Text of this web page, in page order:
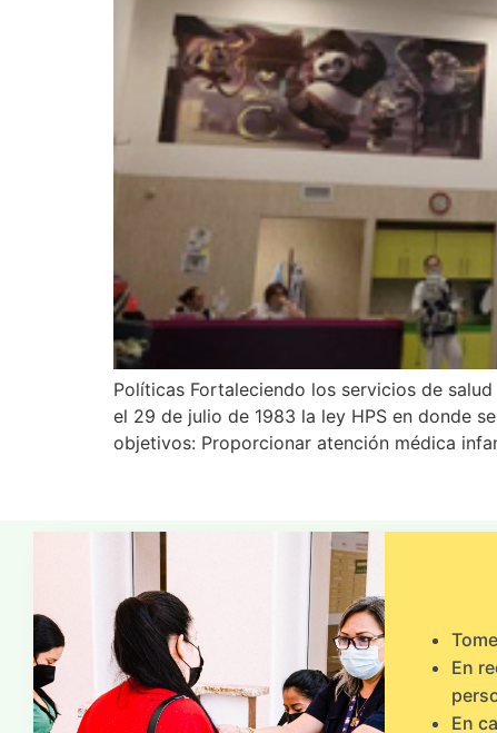
Políticas Fortaleciendo los servicios de
el 29 de julio de 1983 la ley HPS en donde
objetivos: Proporcionar atención médica
En
En